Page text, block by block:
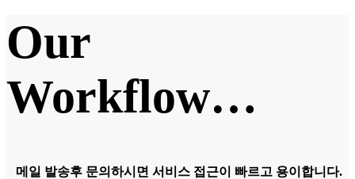
Our
Workflow…
메일 발송후 문의하시면 서비스 접근이 빠르고 용이합니다.